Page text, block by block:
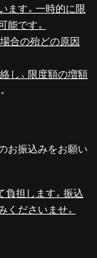
ます。一時的に限
能です。
合の殆どの原因
し、限度額の増額
。
お振込みをお願い
負担します。振込
くださいませ。